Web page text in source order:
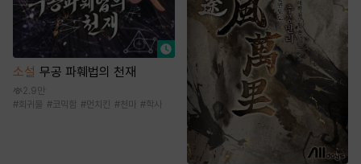
소설 무공 파훼법의 천재
2.9만
#회귀물 #코믹함 #먼치킨 #천마 #학사